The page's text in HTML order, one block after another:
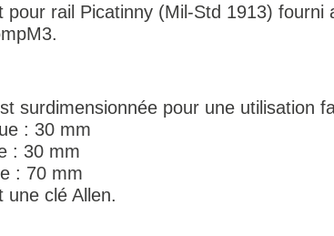
pour rail Picatinny (Mil-Std 1913)
surdimensionnée pour une utilisation
: 30 mm
: 30 mm
: 70 mm
une clé Allen.